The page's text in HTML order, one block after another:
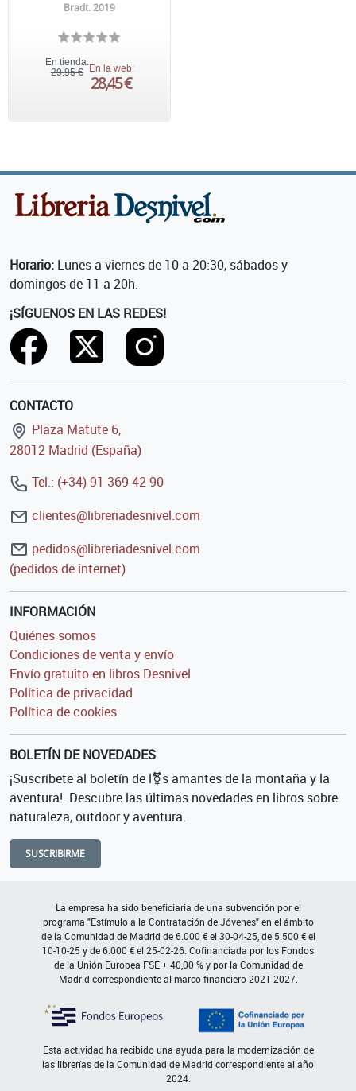
Bradt. 2019
En tienda:
29,95 € En la web:
28,45 €
Horario: Lunes a viernes de 10 a 20:30, sábados y
domingos de 11 a 20h.
¡SÍGUENOS EN LAS REDES!
CONTACTO
Plaza Matute 6,
28012 Madrid (España)
Tel.: (+34) 91 369 42 90
clientes@libreriadesnivel.com
pedidos@libreriadesnivel.com
(pedidos de internet)
INFORMACIÓN
Quiénes somos
Condiciones de venta y envío
Envío gratuito en libros Desnivel
Política de privacidad
Política de cookies
BOLETÍN DE NOVEDADES
¡Suscríbete al boletín de l⚧s amantes de la montaña y la
aventura!. Descubre las últimas novedades en libros sobre
naturaleza, outdoor y aventura.
SUSCRIBIRME
La empresa ha sido beneficiaria de una subvención por el
programa "Estímulo a la Contratación de Jóvenes" en el ámbito
de la Comunidad de Madrid de 6.000 € el 30-04-25, de 5.500 € el
10-10-25 y de 6.000 € el 25-02-26. Cofinanciada por los Fondos
de la Unión Europea FSE + 40,00 % y por la Comunidad de
Madrid correspondiente al marco financiero 2021-2027.
Esta actividad ha recibido una ayuda para la modernización de
las librerías de la Comunidad de Madrid correspondiente al año
2024.